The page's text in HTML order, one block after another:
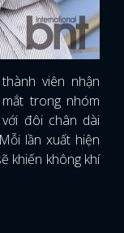
viên nhận
trong nhóm
đôi chân dài
lần xuất hiện
khiến không khí